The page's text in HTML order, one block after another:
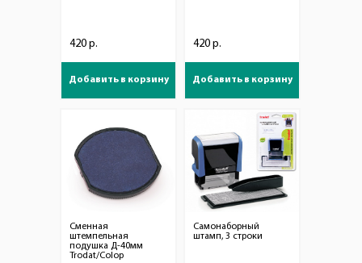
420 р.
Добавить в корзину
420 р.
Добавить в корзину
Сменная
штемпельная
подушка Д-40мм
Trodat/Colop
Самонаборный
штамп, 3 строки